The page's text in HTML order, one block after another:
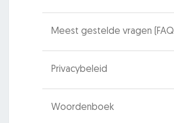
Meest gestelde vragen (FAQ)
Privacybeleid
Woordenboek